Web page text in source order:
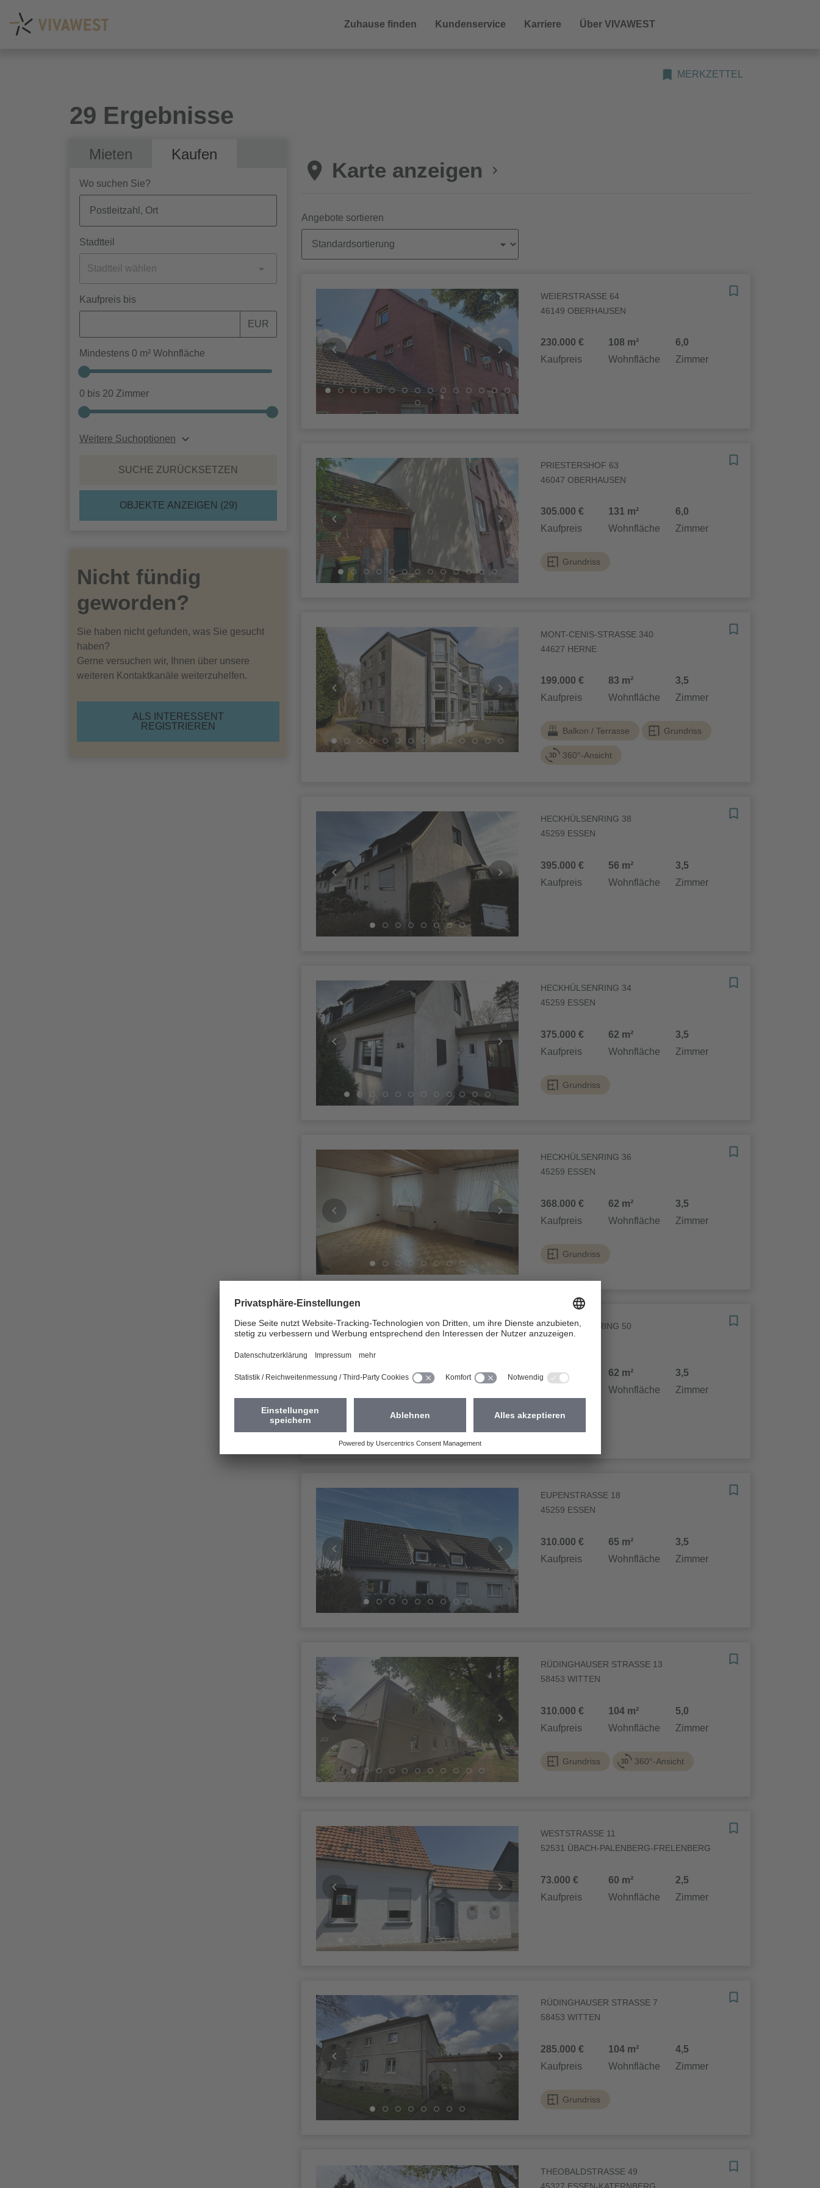
Zuhause finden Kundenservice Karriere Über VIVAWEST
MERKZETTEL
29 Ergebnisse
Mieten Kaufen
Wo suchen Sie?
Stadtteil
Stadtteil wählen
Kaufpreis bis
EUR
Mindestens 0 m² Wohnfläche
0 bis 20 Zimmer
Weitere Suchoptionen
SUCHE ZURÜCKSETZEN
OBJEKTE ANZEIGEN (29)
Nicht fündig
geworden?
Sie haben nicht gefunden, was Sie gesucht
haben?
Gerne versuchen wir, Ihnen über unsere
weiteren Kontaktkanäle weiterzuhelfen.
ALS INTERESSENT
REGISTRIEREN
Karte anzeigen
Angebote sortieren
Objekte
WEIERSTRASSE 64
46149 OBERHAUSEN
Kaufpreis
230.000 €
Wohnfläche
108 m²
Zimmer
6,0
PRIESTERSHOF 63
46047 OBERHAUSEN
Kaufpreis
305.000 €
Wohnfläche
131 m²
Zimmer
6,0
Grundriss
MONT-CENIS-STRASSE 340
44627 HERNE
Kaufpreis
199.000 €
Wohnfläche
83 m²
Zimmer
3,5
Balkon / Terrasse Grundriss
360°-Ansicht
HECKHÜLSENRING 38
45259 ESSEN
Kaufpreis
395.000 €
Wohnfläche
56 m²
Zimmer
3,5
HECKHÜLSENRING 34
45259 ESSEN
Kaufpreis
375.000 €
Wohnfläche
62 m²
Zimmer
3,5
Grundriss
HECKHÜLSENRING 36
45259 ESSEN
Kaufpreis
368.000 €
Wohnfläche
62 m²
Zimmer
3,5
Grundriss
HECKHÜLSENRING 50
45259 ESSEN
246.000 €
Wohnfläche
62 m²
Zimmer
3,5
EUPENSTRASSE 18
45259 ESSEN
Kaufpreis
310.000 €
Wohnfläche
65 m²
Zimmer
3,5
RÜDINGHAUSER STRASSE 13
58453 WITTEN
Kaufpreis
310.000 €
Wohnfläche
104 m²
Zimmer
5,0
Grundriss 360°-Ansicht
WESTSTRASSE 11
52531 ÜBACH-PALENBERG-FRELENBERG
Kaufpreis
73.000 €
Wohnfläche
60 m²
Zimmer
2,5
RÜDINGHAUSER STRASSE 7
58453 WITTEN
Kaufpreis
285.000 €
Wohnfläche
104 m²
Zimmer
4,5
Grundriss
THEOBALDSTRASSE 49